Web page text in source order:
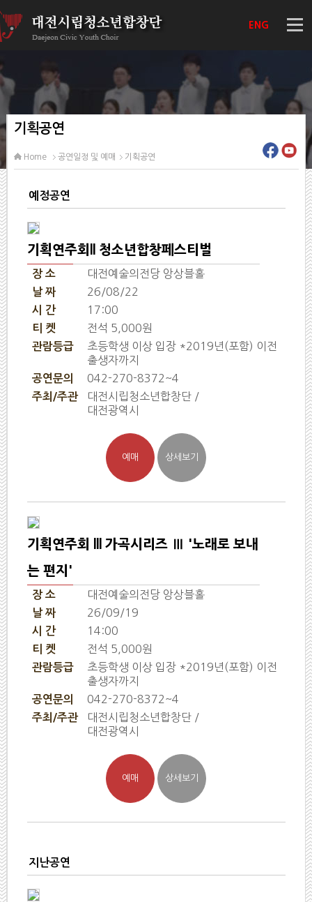
ENG
기획공연
Home 공연일정 및 예매 기획공연
예정공연
기획연주회ll 청소년합창페스티벌
장 소 대전예술의전당 앙상블홀
날 짜 26/08/22
시 간 17:00
티 켓 전석 5,000원
관람등급
초등학생 이상 입장 *2019년(포함) 이전
출생자까지
공연문의 042-270-8372~4
주최/주관
대전시립청소년합창단 /
대전광역시
기획연주회 lll 가곡시리즈 Ⅲ '노래로 보내
는 편지'
장 소 대전예술의전당 앙상블홀
날 짜 26/09/19
시 간 14:00
티 켓 전석 5,000원
관람등급
초등학생 이상 입장 *2019년(포함) 이전
출생자까지
공연문의 042-270-8372~4
주최/주관
대전시립청소년합창단 /
대전광역시
지난공연